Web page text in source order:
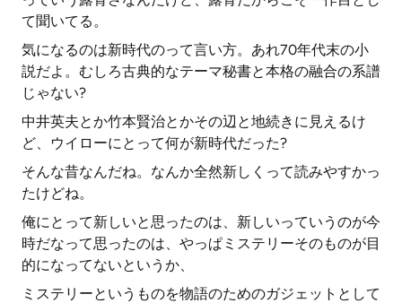
て聞いてる。
気になるのは新時代のって言い方。あれ70年代末の小
説だよ。むしろ古典的なテーマ秘書と本格の融合の系譜
じゃない?
中井英夫とか竹本賢治とかその辺と地続きに見えるけ
ど、ウイローにとって何が新時代だった?
そんな昔なんだね。なんか全然新しくって読みやすかっ
たけどね。
俺にとって新しいと思ったのは、新しいっていうのが今
時だなって思ったのは、やっぱミステリーそのものが目
的になってないというか、
ミステリーというものを物語のためのガジェットとして